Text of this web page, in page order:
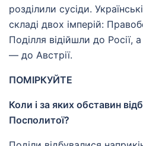
розділили сусіди.
складі двох імперій:
Поділля відійшли до Росії,
— до Австрії.
ПОМІРКУЙТЕ
Коли і за яких обставин
Посполитої?